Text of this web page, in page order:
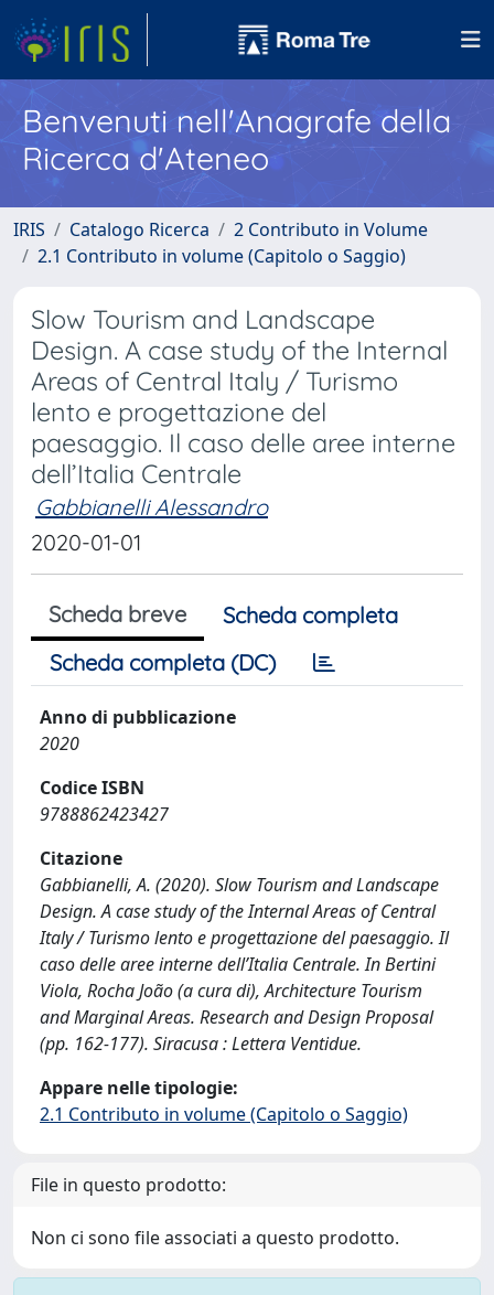
Benvenuti nell'Anagrafe della
Ricerca d'Ateneo
IRIS Catalogo Ricerca
2 Contributo in Volume
2.1 Contributo in volume (Capitolo o Saggio)
Slow Tourism and Landscape
Design. A case study of the Internal
Areas of Central Italy / Turismo
lento e progettazione del
paesaggio. Il caso delle aree interne
dell’Italia Centrale
Gabbianelli Alessandro
2020-01-01
Scheda breve
Scheda completa
Scheda completa (DC)
Anno di pubblicazione
2020
Codice ISBN
9788862423427
Citazione
Gabbianelli, A. (2020). Slow Tourism and Landscape
Design. A case study of the Internal Areas of Central
Italy / Turismo lento e progettazione del paesaggio. Il
caso delle aree interne dell’Italia Centrale. In Bertini
Viola, Rocha João (a cura di), Architecture Tourism
and Marginal Areas. Research and Design Proposal
(pp. 162-177). Siracusa : Lettera Ventidue.
Appare nelle tipologie:
2.1 Contributo in volume (Capitolo o Saggio)
File in questo prodotto:
Non ci sono file associati a questo prodotto.